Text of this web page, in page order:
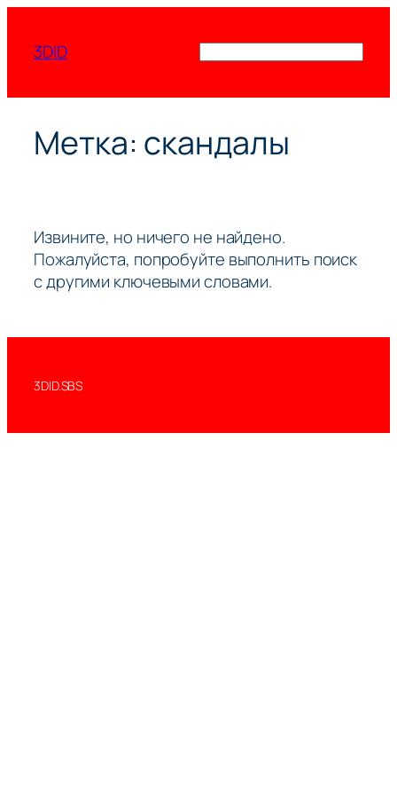
содержимому
3DID
Метка: скандалы
Извините, но ничего не найдено.
Пожалуйста, попробуйте выполнить поиск
с другими ключевыми словами.
3DID.SBS